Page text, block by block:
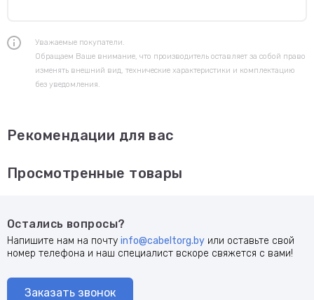
Уважаемые покупатели.
Обращаем Ваше внимание, что производитель оставляет за собой право
изменять внешний вид, технические характеристики и комплектацию
без уведомления.
Рекомендации для вас
Просмотренные товары
Остались вопросы?
Напишите нам на почту info@cabeltorg.by или оставьте свой
номер телефона и наш специалист вскоре свяжется с вами!
Заказать звонок